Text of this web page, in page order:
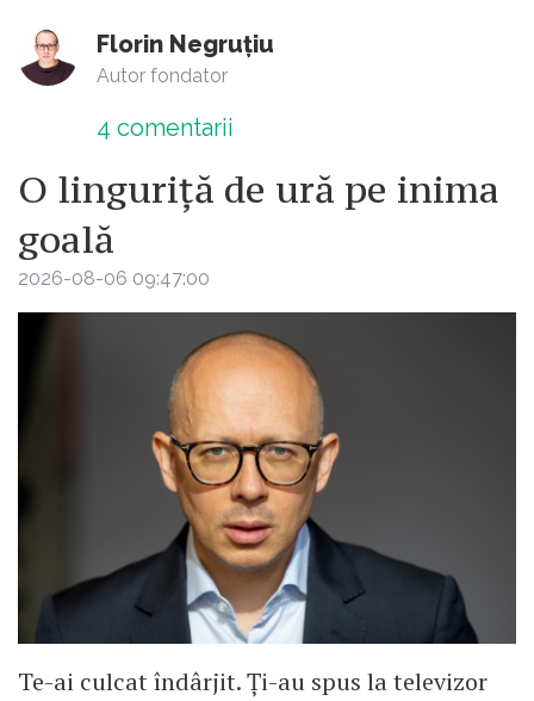
Florin Negruțiu
Autor fondator
4 comentarii
O linguriță de ură pe inima
goală
2026-08-06 09:47:00
Te-ai culcat îndârjit. Ți-au spus la televizor